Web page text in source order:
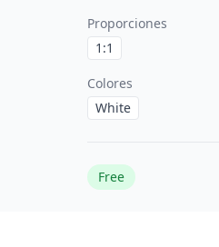
Proporciones
1:1
Colores
White
Free